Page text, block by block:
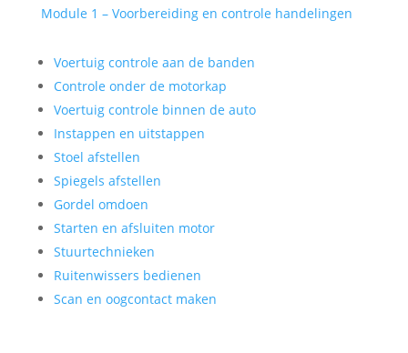
Module 1 – Voorbereiding en controle handelingen
Voertuig controle aan de banden
Controle onder de motorkap
Voertuig controle binnen de auto
Instappen en uitstappen
Stoel afstellen
Spiegels afstellen
Gordel omdoen
Starten en afsluiten motor
Stuurtechnieken
Ruitenwissers bedienen
Scan en oogcontact maken